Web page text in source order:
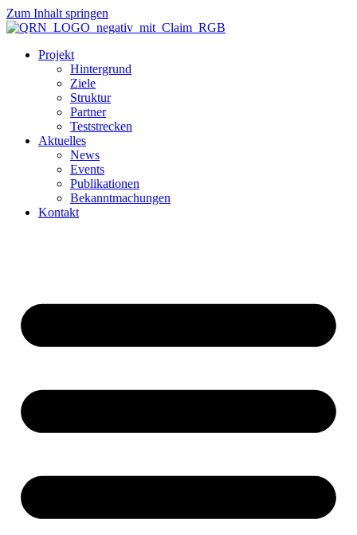
Zum Inhalt springen
Projekt
Hintergrund
Ziele
Struktur
Partner
Teststrecken
Aktuelles
News
Events
Publikationen
Bekanntmachungen
Kontakt